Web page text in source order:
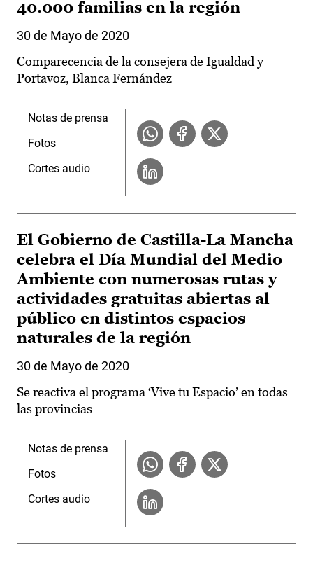
40.000 familias en la región
30 de Mayo de 2020
Comparecencia de la consejera de Igualdad y
Portavoz, Blanca Fernández
Notas de prensa
Fotos
Cortes audio
El Gobierno de Castilla-La Mancha
celebra el Día Mundial del Medio
Ambiente con numerosas rutas y
actividades gratuitas abiertas al
público en distintos espacios
naturales de la región
30 de Mayo de 2020
Se reactiva el programa ‘Vive tu Espacio’ en todas
las provincias
Notas de prensa
Fotos
Cortes audio